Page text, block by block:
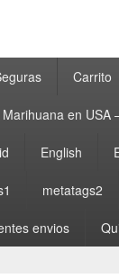
Carrito
en USA
English
metatags2
envios